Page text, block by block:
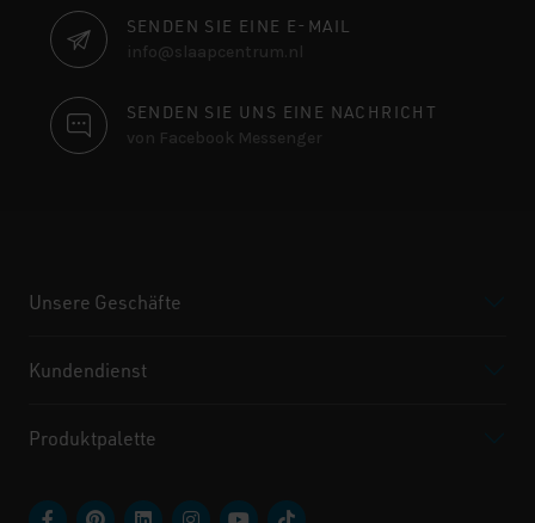
SENDEN SIE EINE E-MAIL
info@slaapcentrum.nl
SENDEN SIE UNS EINE NACHRICHT
von Facebook Messenger
Unsere Geschäfte
Kundendienst
Produktpalette